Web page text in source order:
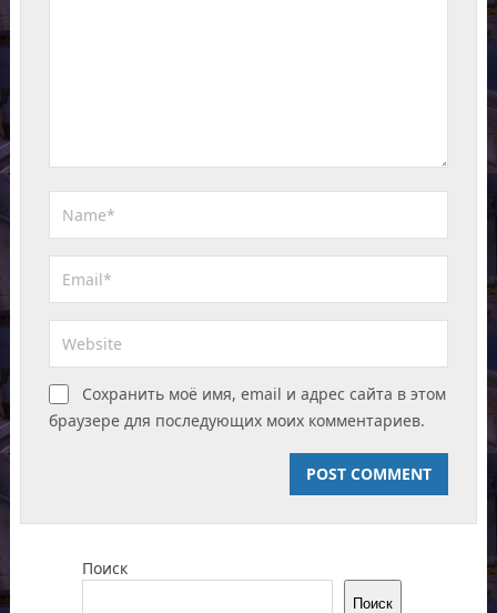
Сохранить моё имя, email и адрес сайта в этом
браузере для последующих моих комментариев.
Поиск
Поиск